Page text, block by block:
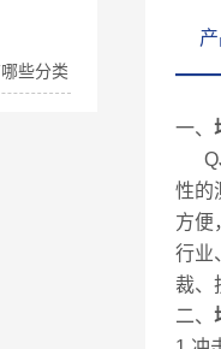
一、
性的
方便
行业
裁、
二、
些分类